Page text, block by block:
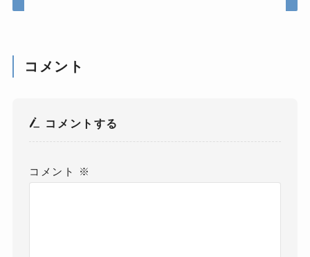
コメント
コメントする
コメント ※